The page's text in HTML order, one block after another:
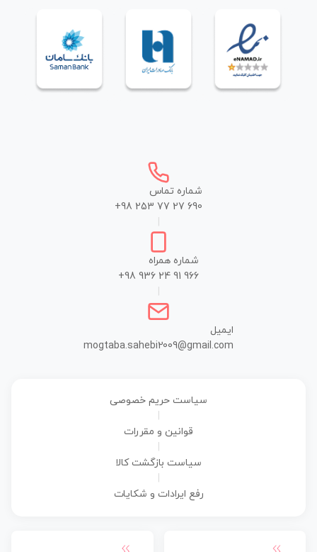
شماره تماس
+98 253 77 27 690
شماره همراه
+98 936 24 91 966
ایمیل
mogtaba.sahebi2009@gmail.com
سیاست حریم خصوصی
قوانین و مقررات
سیاست بازگشت کالا
رفع ایرادات و شکایات